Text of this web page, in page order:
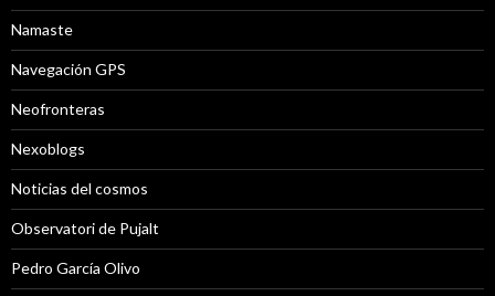
Namaste
Navegación GPS
Neofronteras
Nexoblogs
Noticias del cosmos
Observatori de Pujalt
Pedro García Olivo